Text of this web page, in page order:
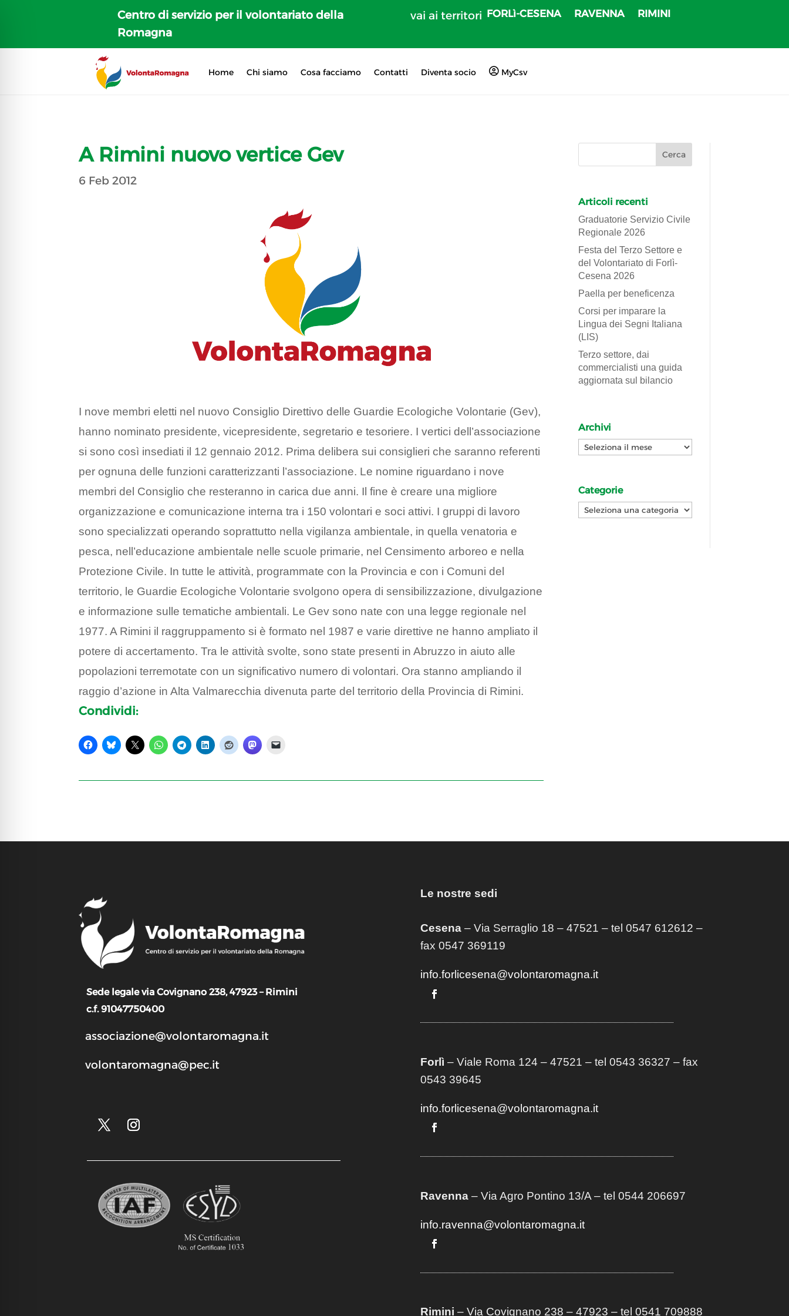
Centro di servizio per il volontariato della
Romagna
vai ai territori FORLì-CESENA RAVENNA RIMINI
Home Chi siamo Cosa facciamo Contatti Diventa socio MyCsv
A Rimini nuovo vertice Gev
6 Feb 2012
I nove membri eletti nel nuovo Consiglio Direttivo delle Guardie Ecologiche Volontarie (Gev),
hanno nominato presidente, vicepresidente, segretario e tesoriere. I vertici dell’associazione
si sono così insediati il 12 gennaio 2012. Prima delibera sui consiglieri che saranno referenti
per ognuna delle funzioni caratterizzanti l’associazione. Le nomine riguardano i nove
membri del Consiglio che resteranno in carica due anni. Il fine è creare una migliore
organizzazione e comunicazione interna tra i 150 volontari e soci attivi. I gruppi di lavoro
sono specializzati operando soprattutto nella vigilanza ambientale, in quella venatoria e
pesca, nell’educazione ambientale nelle scuole primarie, nel Censimento arboreo e nella
Protezione Civile. In tutte le attività, programmate con la Provincia e con i Comuni del
territorio, le Guardie Ecologiche Volontarie svolgono opera di sensibilizzazione, divulgazione
e informazione sulle tematiche ambientali. Le Gev sono nate con una legge regionale nel
1977. A Rimini il raggruppamento si è formato nel 1987 e varie direttive ne hanno ampliato il
potere di accertamento. Tra le attività svolte, sono state presenti in Abruzzo in aiuto alle
popolazioni terremotate con un significativo numero di volontari. Ora stanno ampliando il
raggio d’azione in Alta Valmarecchia divenuta parte del territorio della Provincia di Rimini.
Condividi:
Articoli recenti
Graduatorie Servizio Civile
Regionale 2026
Festa del Terzo Settore e
del Volontariato di Forlì-
Cesena 2026
Paella per beneficenza
Corsi per imparare la
Lingua dei Segni Italiana
(LIS)
Terzo settore, dai
commercialisti una guida
aggiornata sul bilancio
Archivi
Archivi
Categorie
Categorie
Sede legale via Covignano 238, 47923 – Rimini
c.f. 91047750400
associazione@volontaromagna.it
volontaromagna@pec.it
Le nostre sedi
Cesena– Via Serraglio 18 – 47521 – tel 0547 612612 –
fax 0547 369119
info.forlicesena@volontaromagna.it
Forlì – Viale Roma 124 – 47521 – tel 0543 36327 – fax
0543 39645
info.forlicesena@volontaromagna.it
Ravenna– Via Agro Pontino 13/A– tel 0544 206697
info.ravenna@volontaromagna.it
Rimini – Via Covignano 238 – 47923 – tel 0541 709888